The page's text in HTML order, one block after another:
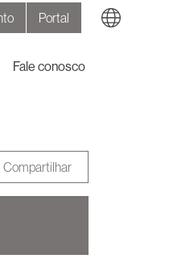
Portal
Fale conosco
Compartilhar